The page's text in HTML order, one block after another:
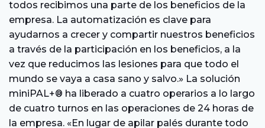
todos recibimos una parte de los beneficios de la
empresa. La automatización es clave para
ayudarnos a crecer y compartir nuestros beneficios
a través de la participación en los beneficios, a la
vez que reducimos las lesiones para que todo el
mundo se vaya a casa sano y salvo.» La solución
miniPAL+® ha liberado a cuatro operarios a lo largo
de cuatro turnos en las operaciones de 24 horas de
la empresa. «En lugar de apilar palés durante todo